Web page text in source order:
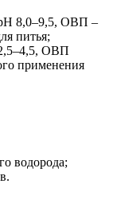
8,0–9,5, ОВП –
питья;
ОВП
применения
водорода;